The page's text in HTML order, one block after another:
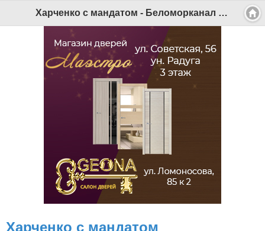
Харченко с мандатом - Беломорканал Северодвинск tv29.ru
Харченко с мандатом